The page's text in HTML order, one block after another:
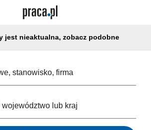
jest nieaktualna, zobacz podobne